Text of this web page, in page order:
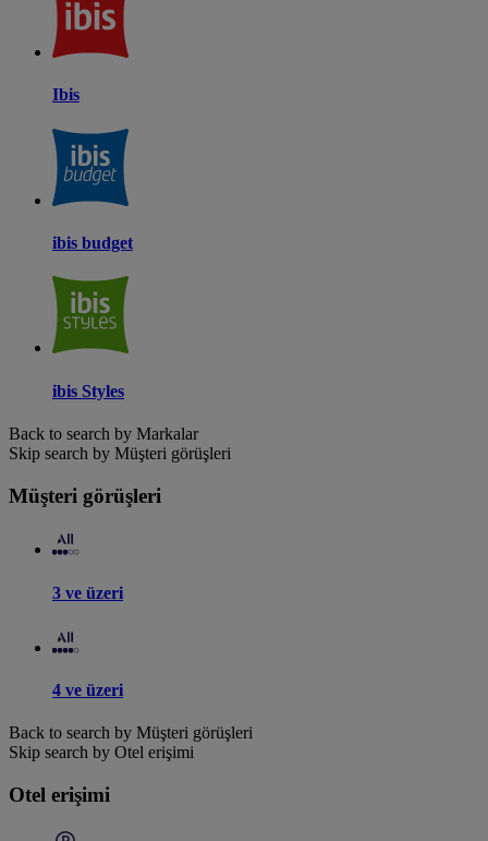
Ibis
ibis budget
ibis Styles
Back to search by Markalar
Skip search by Müşteri görüşleri
Müşteri görüşleri
3 ve üzeri
4 ve üzeri
Back to search by Müşteri görüşleri
Skip search by Otel erişimi
Otel erişimi